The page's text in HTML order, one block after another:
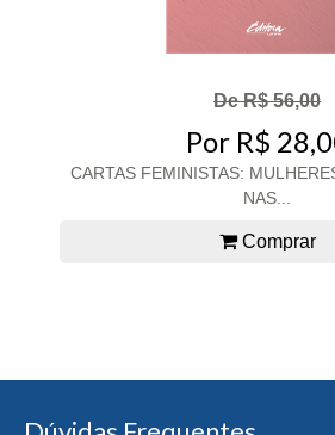
De R$ 56,00
Por R$
CARTAS FEMINISTAS:
NAS...
Comprar